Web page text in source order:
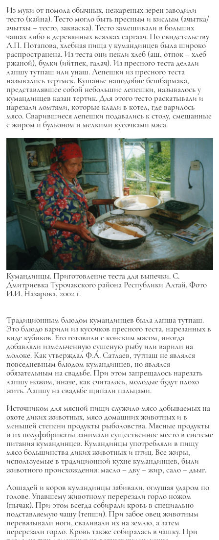
Из муки от помола обычных, нежареных зерен заводили
тесто (кайна). Тесто могло быть пресным и кислым (ачытка/
ачытхы – тесто, закваска). Тесто замешивали в больших
чашах либо в деревянных веялках саргаач. По свидетельству
Л.П. Потапова, хлебная пища у кумандинцев была широко
распространена. Из теста они пекли хлеб (аш, отпок – хлеб
ржаной), булки (ийтпек, галач). Из пресного теста делали
лапшу тутпаш или унаш. Лепешки из пресного теста
назывались тертмек. Кушанье наподобие бешбармака,
представлявшее собой небольшие лепешки, называлось у
кумандинцев казан тертик. Для этого тесто раскатывали и
нарезали ломтями, которые клали в котел, где варилось
мясо. Сварившиеся лепешки подавались к столу, смешанные
с жиром и бульоном и мелкими кусочками мяса.
Кумандинцы. Приготовление теста для выпечки. С.
Дмитриевка Турочакского района Республики Алтай. Фото
И.И. Назарова, 2002 г.
Традиционным блюдом кумандинцев была лапша тутпаш.
Это блюдо варили из кусочков пресного теста, нарезанных в
виде кубиков. Его готовили с конским мясом, иногда
добавляли измельченную сушеную рыбу или варили на
молоке. Как утверждал Ф.А. Сатлаев, тутпаш не являлся
повседневным блюдом кумандинцев, но являлся
обязательным на свадьбе. При этом запрещалось нарезать
лапшу ножом, иначе, как считалось, молодые будут плохо
жить. Лапшу на свадьбе щипали пальцами.
Источником для мясной пищи служило мясо добываемых на
охоте диких животных, мясо домашних животных и в
меньшей степени продукты рыболовства. Мясные продукты
и их полуфабрикаты занимали существенное место в системе
питания кумандинцев. Кумандинцы употребляли в пищу
мясо большинства диких животных и птиц. Все жиры,
используемые в традиционной кухне кумандинцев, были
животного происхождения: масло – дву – жир, сало – дьыг.
Лошадей и коров кумандинцы забивали, оглушая ударом по
голове. Упавшему животному перерезали горло ножом
(пычак). При этом всегда собирали кровь в специально
подставляемую чашу (тепши). При забое овец животным
перевязывали ноги, сваливали их на землю, а затем
перерезали горло. Кровь также собиралась в чашку. При